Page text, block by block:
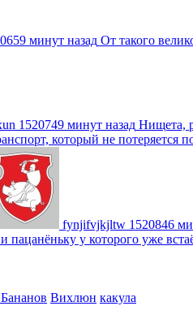
минут назад От такого
1520749 минут назад Нищета,
который не потеряется
fynjifvjkjltw 1520846
пацанёньку у которого уже
Вихлюн какула